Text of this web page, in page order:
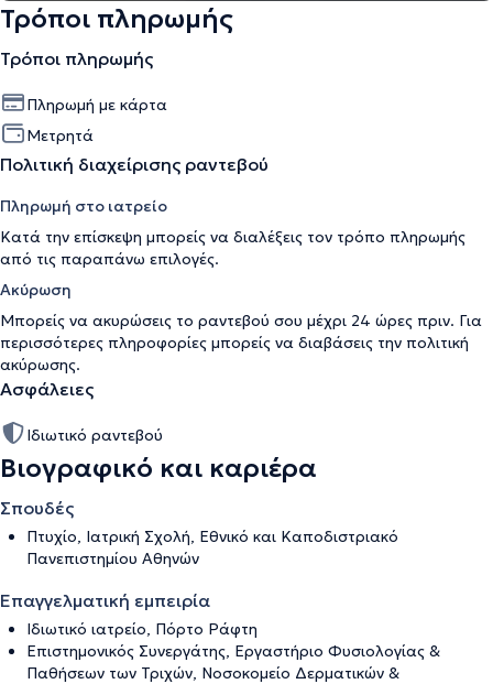
Τρόποι πληρωμής
Τρόποι πληρωμής
Πληρωμή με κάρτα
Μετρητά
Πολιτική διαχείρισης ραντεβού
Πληρωμή στο ιατρείο
Κατά την επίσκεψη μπορείς να διαλέξεις τον τρόπο πληρωμής
από τις παραπάνω επιλογές.
Ακύρωση
Μπορείς να ακυρώσεις το ραντεβού σου μέχρι 24 ώρες πριν. Για
περισσότερες πληροφορίες μπορείς να διαβάσεις την πολιτική
ακύρωσης.
Ασφάλειες
Ιδιωτικό ραντεβού
Βιογραφικό και καριέρα
Σπουδές
Πτυχίο, Ιατρική Σχολή, Εθνικό και Καποδιστριακό
Πανεπιστημίου Αθηνών
Επαγγελματική εμπειρία
Ιδιωτικό ιατρείο, Πόρτο Ράφτη
Επιστημονικός Συνεργάτης, Εργαστήριο Φυσιολογίας &
Παθήσεων των Τριχών, Νοσοκομείο Δερματικών &